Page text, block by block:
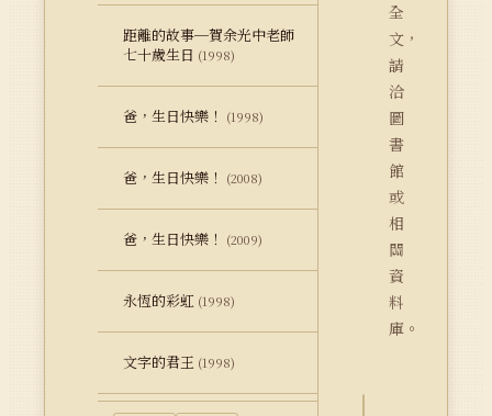
距離的故事─賀余光中老師
七十歲生日 (1998)
爸，生日快樂！ (1998)
爸，生日快樂！ (2008)
爸，生日快樂！ (2009)
永恆的彩虹 (1998)
文字的君王 (1998)
全
文，
請
洽
圖
書
館
或
相
關
資
料
庫。